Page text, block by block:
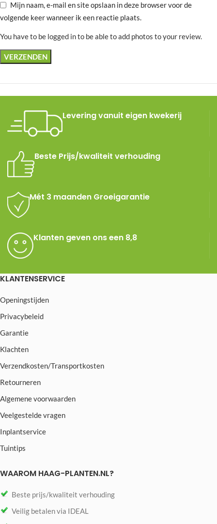
Mijn naam, e-mail en site opslaan in deze browser voor de
volgende keer wanneer ik een reactie plaats.
You have to be logged in to be able to add photos to your review.
Levering vanuit eigen kwekerij
Beste Prijs/kwaliteit verhouding
Mét 3 maanden Groeigarantie
Klanten geven ons een 8,8
KLANTENSERVICE
Openingstijden
Privacybeleid
Garantie
Klachten
Verzendkosten/Transportkosten
Retourneren
Algemene voorwaarden
Veelgestelde vragen
Inplantservice
Tuintips
WAAROM HAAG-PLANTEN.NL?
Beste prijs/kwaliteit verhouding
Veilig betalen via IDEAL